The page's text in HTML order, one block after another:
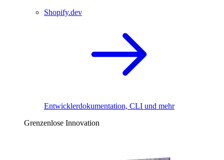
Shopify.dev
Entwicklerdokumentation, CLI und mehr
Grenzenlose Innovation